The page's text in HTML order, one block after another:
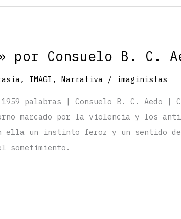
por Consuelo B. C.
, IMAGI ,Narrativa / imaginistas
palabras | Consuelo B. C. Aedo |
marcado por la violencia y los
ella un instinto feroz y un sentido
sometimiento.